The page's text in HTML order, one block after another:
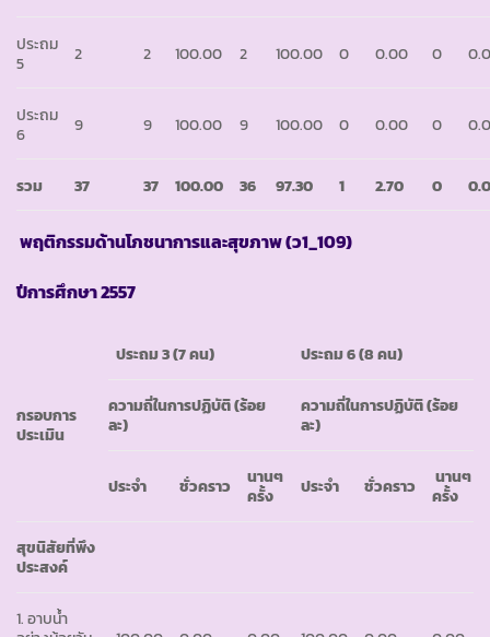
ประถม
5
2 2 100.00 2 100.00 0 0.00 0
ประถม
6
9 9 100.00 9 100.00 0 0.00 0
รวม 37 37 100.00 36 97.30 1 2.70 0 0
พฤติกรรมด้านโภชนาการและสุขภาพ(ว1_109)
ปีการศึกษา2557
กรอบการ
ประเมิน
ประถม3 (7 คน) ประถม6 (8 คน)
ความถี่ในการปฏิบัติ(ร้อย
ละ)
ความถี่ในการปฏิบัติ(ร้อย
ละ)
ประจำ ชั่วคราว
นานๆ
ครั้ง
ประจำ ชั่วคราว
นานๆ
ครั้ง
สุขนิสัยที่พึง
ประสงค์
1. อาบน้ำ